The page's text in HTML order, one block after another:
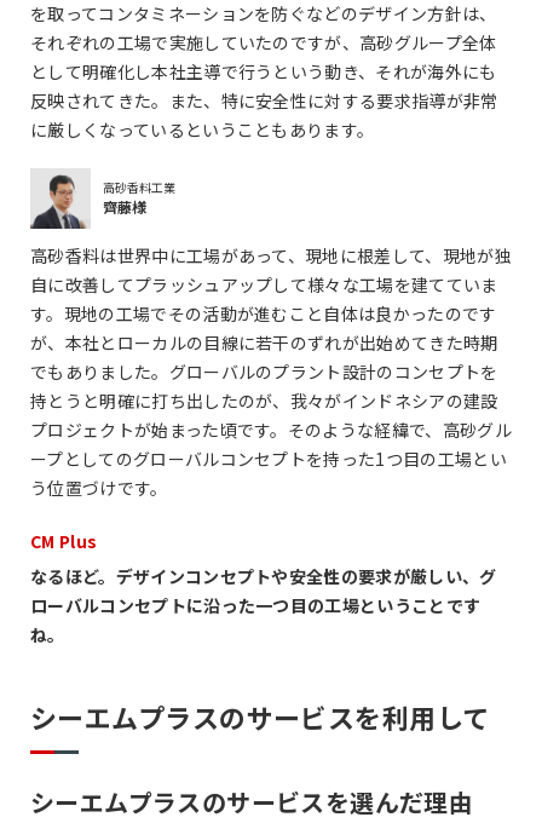
を取ってコンタミネーションを防ぐなどのデザイン方針は、
それぞれの工場で実施していたのですが、高砂グループ全体
として明確化し本社主導で行うという動き、それが海外にも
反映されてきた。また、特に安全性に対する要求指導が非常
に厳しくなっているということもあります。
高砂香料工業
齊藤様
高砂香料は世界中に工場があって、現地に根差して、現地が独
自に改善してプラッシュアップして様々な工場を建てていま
す。現地の工場でその活動が進むこと自体は良かったのです
が、本社とローカルの目線に若干のずれが出始めてきた時期
でもありました。グローバルのプラント設計のコンセプトを
持とうと明確に打ち出したのが、我々がインドネシアの建設
プロジェクトが始まった頃です。そのような経緯で、高砂グル
ープとしてのグローバルコンセプトを持った1つ目の工場とい
う位置づけです。
CM Plus
なるほど。デザインコンセプトや安全性の要求が厳しい、グ
ローバルコンセプトに沿った一つ目の工場ということです
ね。
シーエムプラスのサービスを利用して
シーエムプラスのサービスを選んだ理由